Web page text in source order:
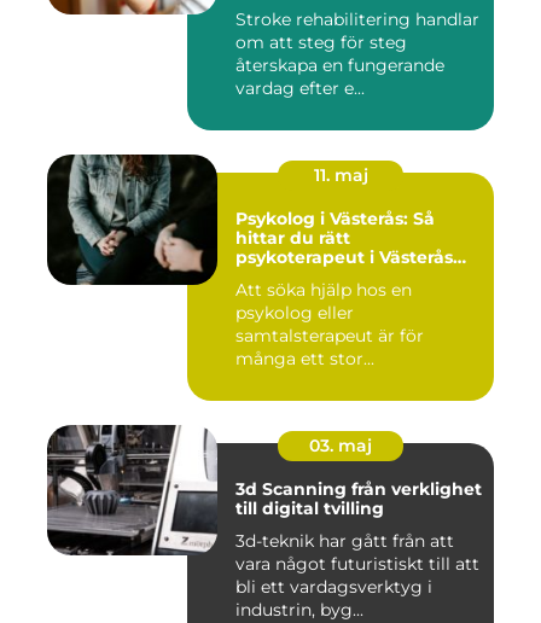
Stroke rehabilitering handlar
om att steg för steg
återskapa en fungerande
vardag efter e...
11. maj
Psykolog i Västerås: Så
hittar du rätt
psykoterapeut i Västerås
Att söka hjälp hos en
psykolog eller
samtalsterapeut är för
många ett stor...
03. maj
3d Scanning från verklighet
till digital tvilling
3d-teknik har gått från att
vara något futuristiskt till att
bli ett vardagsverktyg i
industrin, byg...